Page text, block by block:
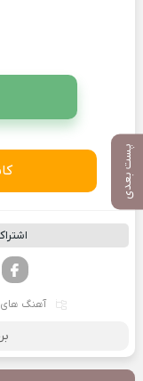
پست بعدی
آهنگ